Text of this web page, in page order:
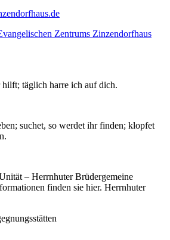
täglich harre ich auf dich.
suchet, so werdet ihr finden; klopfet
– Herrnhuter Brüdergemeine
finden sie hier. Herrnhuter